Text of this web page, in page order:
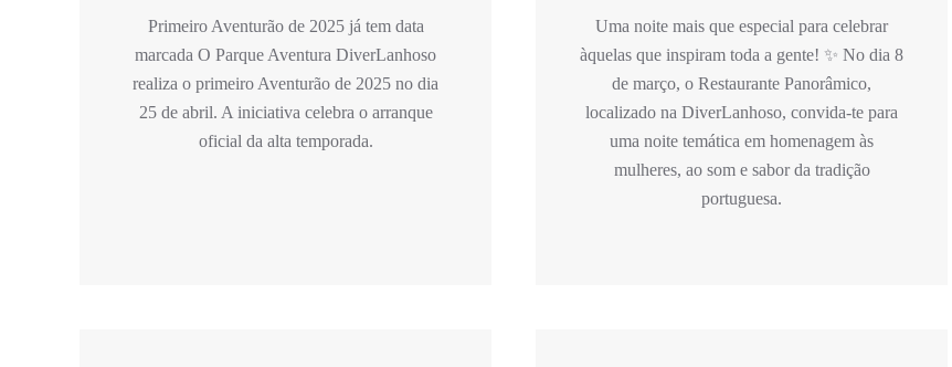
Primeiro Aventurão de 2025 já tem data
marcada O Parque Aventura DiverLanhoso
realiza o primeiro Aventurão de 2025 no dia
25 de abril. A iniciativa celebra o arranque
oficial da alta temporada.
Uma noite mais que especial para celebrar
àquelas que inspiram toda a gente! ✨ No dia 8
de março, o Restaurante Panorâmico,
localizado na DiverLanhoso, convida-te para
uma noite temática em homenagem às
mulheres, ao som e sabor da tradição
portuguesa.